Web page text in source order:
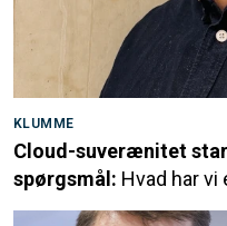
KLUMME
Cloud-suverænitet
spørgsmål: Hvad har vi